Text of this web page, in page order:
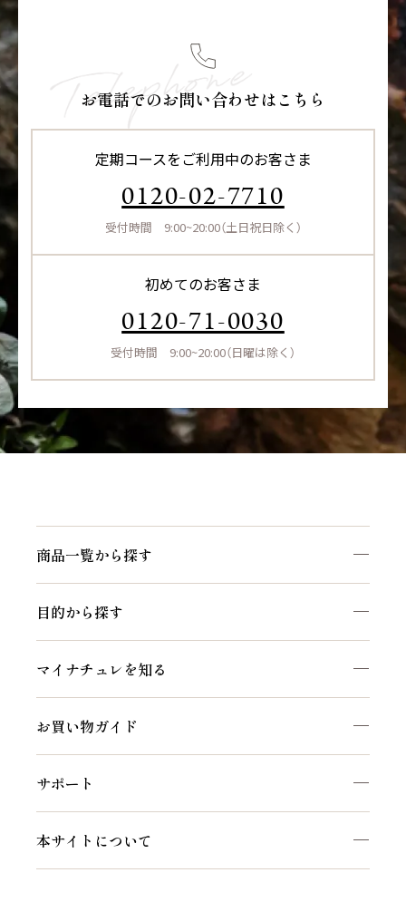
お電話でのお問い合わせはこちら
定期コースをご利用中のお客さま
0120-02-7710
受付時間 9:00~20:00（土日祝日除く）
初めてのお客さま
0120-71-0030
受付時間 9:00~20:00（日曜は除く）
商品一覧から探す
目的から探す
マイナチュレを知る
お買い物ガイド
サポート
本サイトについて